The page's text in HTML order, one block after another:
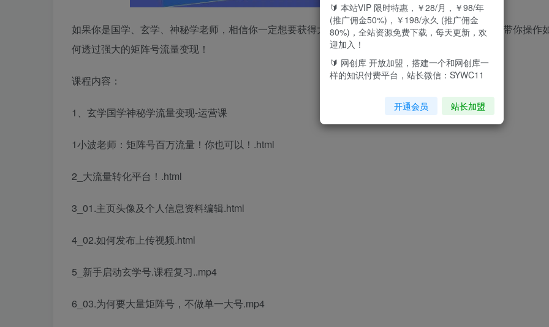
如果你是国学、玄学、神秘学老师，相信你一定想要获得大流量，获得更多的客户谘询！此套课程，带你操作
何透过强大的矩阵号流量变现！
课程内容：
1、玄学国学神秘学流量变现-运营课
1小波老师：矩阵号百万流量！你也可以！.html
2_大流量转化平台！.html
3_01.主页头像及个人信息资料编辑.html
4_02.如何发布上传视频.html
5_新手启动玄学号.课程复习..mp4
6_03.为何要大量矩阵号，不做单一大号.mp4
🔰 本站VIP 限时特惠，￥28/月，￥98/年
(推广佣金50%)，￥198/永久 (推广佣金
80%)，全站资源免费下载，每天更新，欢
迎加入！
🔰 网创库 开放加盟，搭建一个和网创库一
样的知识付费平台，站长微信：SYWC11
开通会员 站长加盟